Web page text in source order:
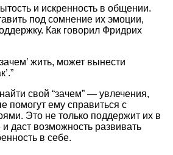
и искренность в общении.
под сомнение их эмоции,
Как говорил Фридрих
жить, может вынести
свой “зачем” — увлечения,
помогут ему справиться с
Это не только поддержит их в
даст возможность развивать
в себе.